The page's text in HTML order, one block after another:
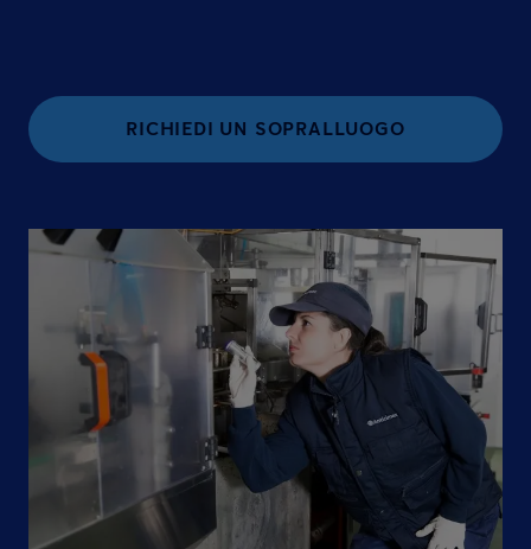
RICHIEDI UN SOPRALLUOGO